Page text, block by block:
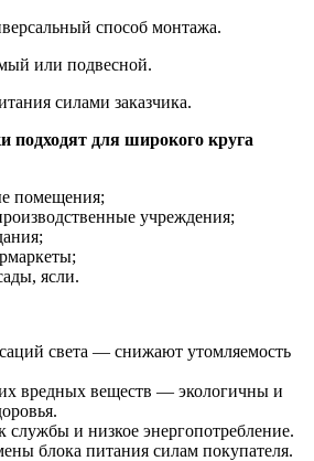
способ монтажа.
или подвесной.
силами заказчика.
подходят для широкого круга
помещения;
учреждения;
ясли.
света — снижают утомляемость
вредных веществ — экологичны и
службы и низкое энергопотребление.
блока питания силам покупателя.